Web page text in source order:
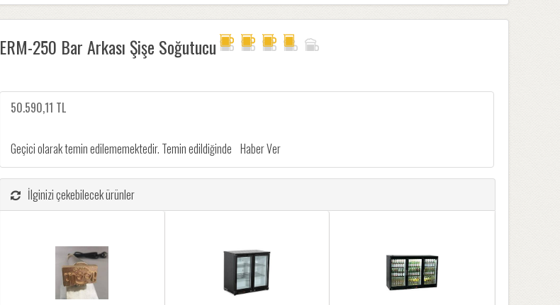
ERM-250 Bar Arkası Şişe Soğutucu
50.590,11 TL
Geçici olarak temin edilememektedir. Temin edildiğinde
İlginizi çekebilecek ürünler